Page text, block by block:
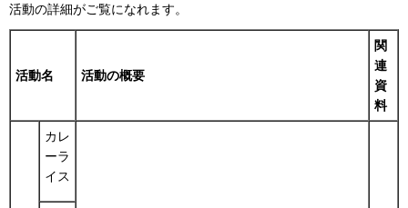
活動の詳細がご覧になれます。
活動名 活動の概要
関
連
資
料
カレ
ーラ
イス